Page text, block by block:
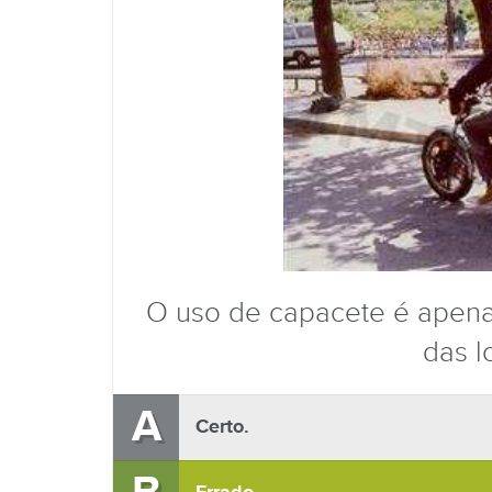
O uso de capacete é
das
A Certo.